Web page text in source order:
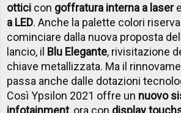
ottici con goffratura interna a lasere
a LED. Anche la palette colori
cominciare dalla nuova proposta
lancio, il Blu Elegante, rivisitazione
chiave metallizzata. Ma il
passa anche dalle dotazioni
Così Ypsilon 2021 offre un nuovo
infotainment, ora con display